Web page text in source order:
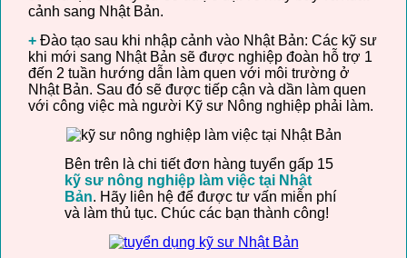
cảnh sang Nhật Bản.
+ Đào tạo sau khi nhập cảnh vào Nhật Bản: Các kỹ sư
khi mới sang Nhật Bản sẽ được nghiệp đoàn hỗ trợ 1
đến 2 tuần hướng dẫn làm quen với môi trường ở
Nhật Bản. Sau đó sẽ được tiếp cận và dần làm quen
với công việc mà người Kỹ sư Nông nghiệp phải làm.
Bên trên là chi tiết đơn hàng tuyển gấp 15
kỹ sư nông nghiệp làm việc tại Nhật
Bản. Hãy liên hệ để được tư vấn miễn phí
và làm thủ tục. Chúc các bạn thành công!